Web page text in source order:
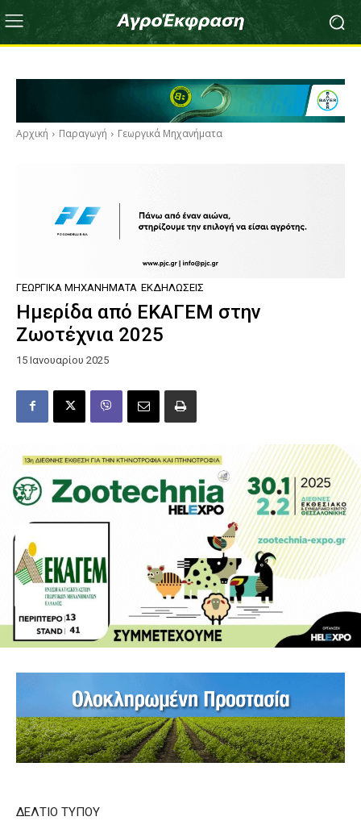
Αρχική Παραγωγή Γεωργικά Μηχανήματα
ΓΕΩΡΓΙΚΆ ΜΗΧΑΝΉΜΑΤΑ ΕΚΔΗΛΏΣΕΙΣ
Ημερίδα από ΕΚΑΓΕΜ στην
Ζωοτέχνια 2025
15 Ιανουαρίου 2025
ΔΕΛΤΙΟ ΤΥΠΟΥ